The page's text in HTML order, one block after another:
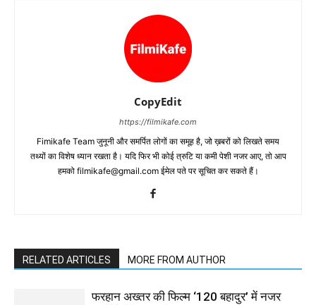
CopyEdit
https://filmikafe.com
Fimikafe Team जुनूनी और समर्पित लोगों का समूह है, जो ख़बरों को लिखते समय
तथ्‍यों का विशेष ध्‍यान रखता है। यदि फिर भी कोई त्रुटि या कमी पेशी नजर आए, तो आप
हमको filmikafe@gmail.com ईमेल पते पर सूचित कर सकते हैं।
RELATED ARTICLES MORE FROM AUTHOR
फरहान अख्तर की फिल्म ‘120 बहादुर’ में नजर